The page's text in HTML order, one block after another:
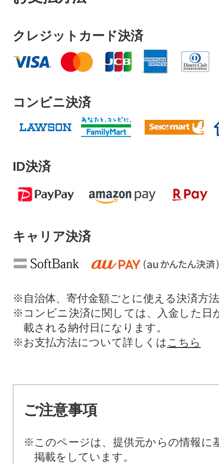
クレジットカード決済
コンビニ決済
ID決済
キャリア決済
※自治体、寄付金額ごとに使える決済方
※コンビニ決済に関しては、入金した日
載される納付日になります。
※お支払方法について詳しくは こちら
ご注意事項
※このページは、提供元からの情報に
掲載をしています。